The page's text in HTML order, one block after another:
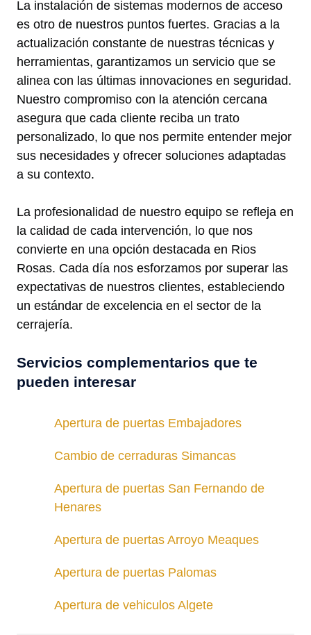
La instalación de sistemas modernos de acceso
es otro de nuestros puntos fuertes. Gracias a la
actualización constante de nuestras técnicas y
herramientas, garantizamos un servicio que se
alinea con las últimas innovaciones en seguridad.
Nuestro compromiso con la atención cercana
asegura que cada cliente reciba un trato
personalizado, lo que nos permite entender mejor
sus necesidades y ofrecer soluciones adaptadas
a su contexto.
La profesionalidad de nuestro equipo se refleja en
la calidad de cada intervención, lo que nos
convierte en una opción destacada en Rios
Rosas. Cada día nos esforzamos por superar las
expectativas de nuestros clientes, estableciendo
un estándar de excelencia en el sector de la
cerrajería.
Servicios complementarios que te
pueden interesar
Apertura de puertas Embajadores
Cambio de cerraduras Simancas
Apertura de puertas San Fernando de
Henares
Apertura de puertas Arroyo Meaques
Apertura de puertas Palomas
Apertura de vehiculos Algete